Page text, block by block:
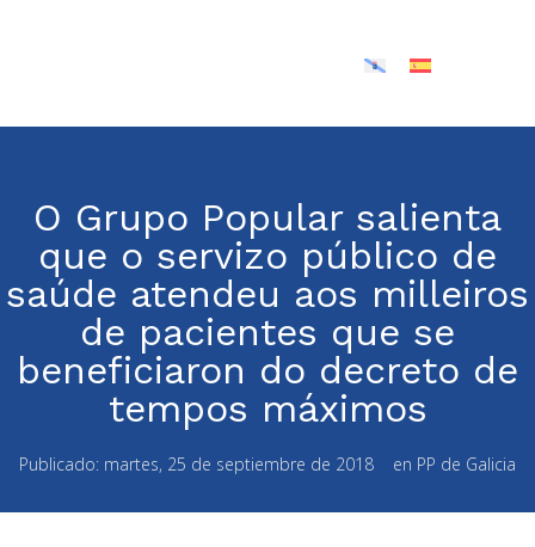
O Grupo Popular salienta
que o servizo público de
saúde atendeu aos milleiros
de pacientes que se
beneficiaron do decreto de
tempos máximos
Publicado: martes, 25 de septiembre de 2018 en PP de Galicia